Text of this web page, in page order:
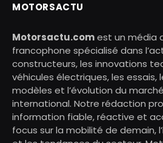
MOTORSACTU
Motorsactu.comest un média
francophone spécialisé dans
constructeurs, les innovations
véhicules électriques, les essais,
modèles et l’évolution du
international. Notre rédaction
information fiable, réactive et
focus sur la mobilité de demain,